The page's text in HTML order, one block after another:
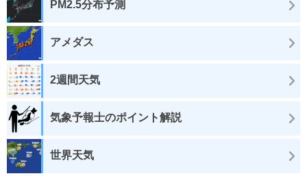
PM2.5分布予測
アメダス
2週間天気
気象予報士のポイント解説
世界天気